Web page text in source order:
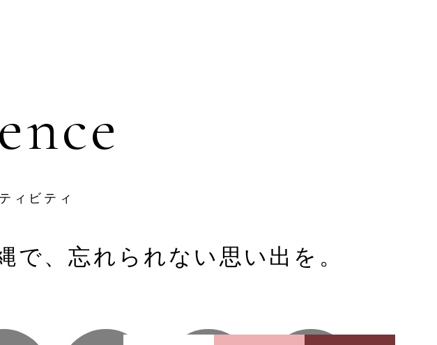
Rooms
Banquet
Rooms
ィビティ
で、忘れられない思い出を。